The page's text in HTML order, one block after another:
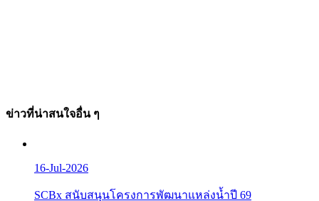
ข่าวที่น่าสนใจอื่น ๆ
16-Jul-2026
SCBx สนับสนุนโครงการพัฒนาแหล่งน้ำปี 69